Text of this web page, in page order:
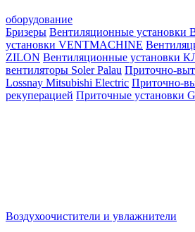
оборудование
Бризеры Вентиляционные установки
установки VENTMACHINE
ZILON Вентиляционные установки
вентиляторы Soler Palau Приточно-
Lossnay Mitsubishi Electric Приточно-
рекуперацией Приточные установки
Воздухоочистители и увлажнители